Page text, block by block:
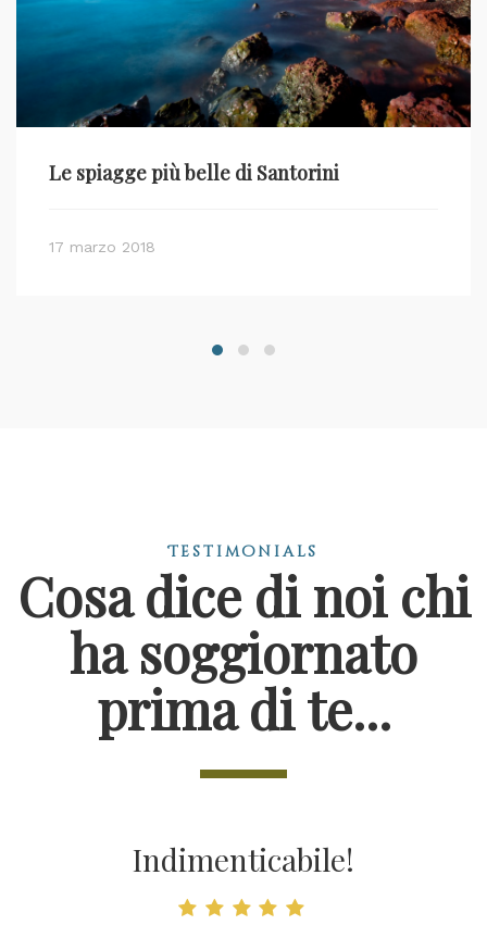
Le spiagge più belle di Santorini
17 marzo 2018
Testimonials
Cosa dice di noi chi
ha soggiornato
prima di te...
Indimenticabile!